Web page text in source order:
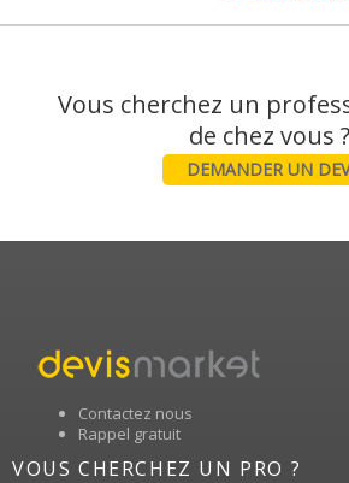
Vous cherchez un
DEMANDER UN
Contactez nous
Rappel gratuit
VOUS CHERCHEZ UN PRO ?